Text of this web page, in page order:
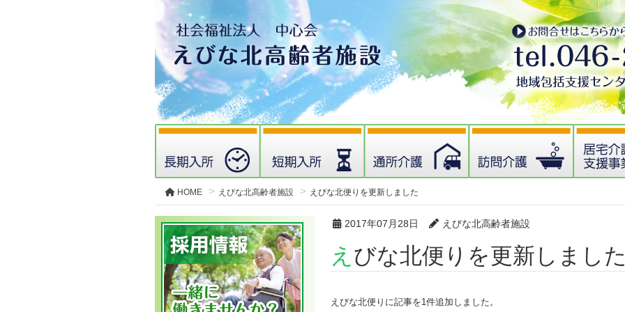
HOME えびな北高齢者施設 えびな北便りを更新しました
2017年07月28日 えびな北高齢者施設
えびな北便りを更新しまし
えびな北便りに記事を1件追加しました。